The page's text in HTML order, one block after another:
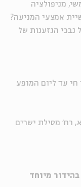
מניפולציה
אמצעי המניעה?
הגזענות של
חי עד ליום המופע
רח' מסילת ישרים
מיוחד